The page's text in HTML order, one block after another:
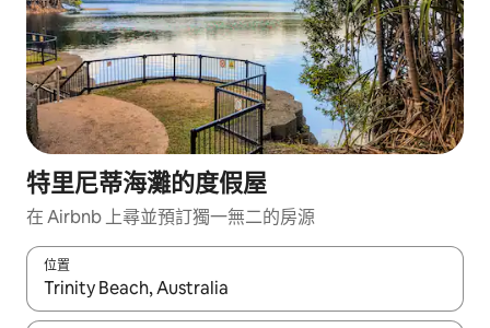
特里尼蒂海灘的度假屋
在 Airbnb 上尋並預訂獨一無二的房源
位置
如有搜尋結果，瀏覽內容時請使用上下箭頭，或輕點、滑動裝置。